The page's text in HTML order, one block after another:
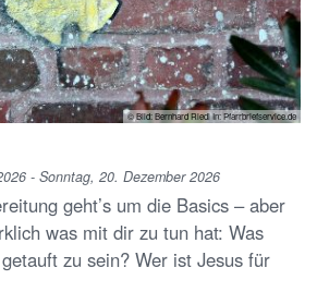
© Bild: Bernhard Riedl In: Pfarrbriefservice.de
- Sonntag, 20. Dezember 2026
geht’s um die Basics – aber
was mit dir zu tun hat: Was
zu sein? Wer ist Jesus für